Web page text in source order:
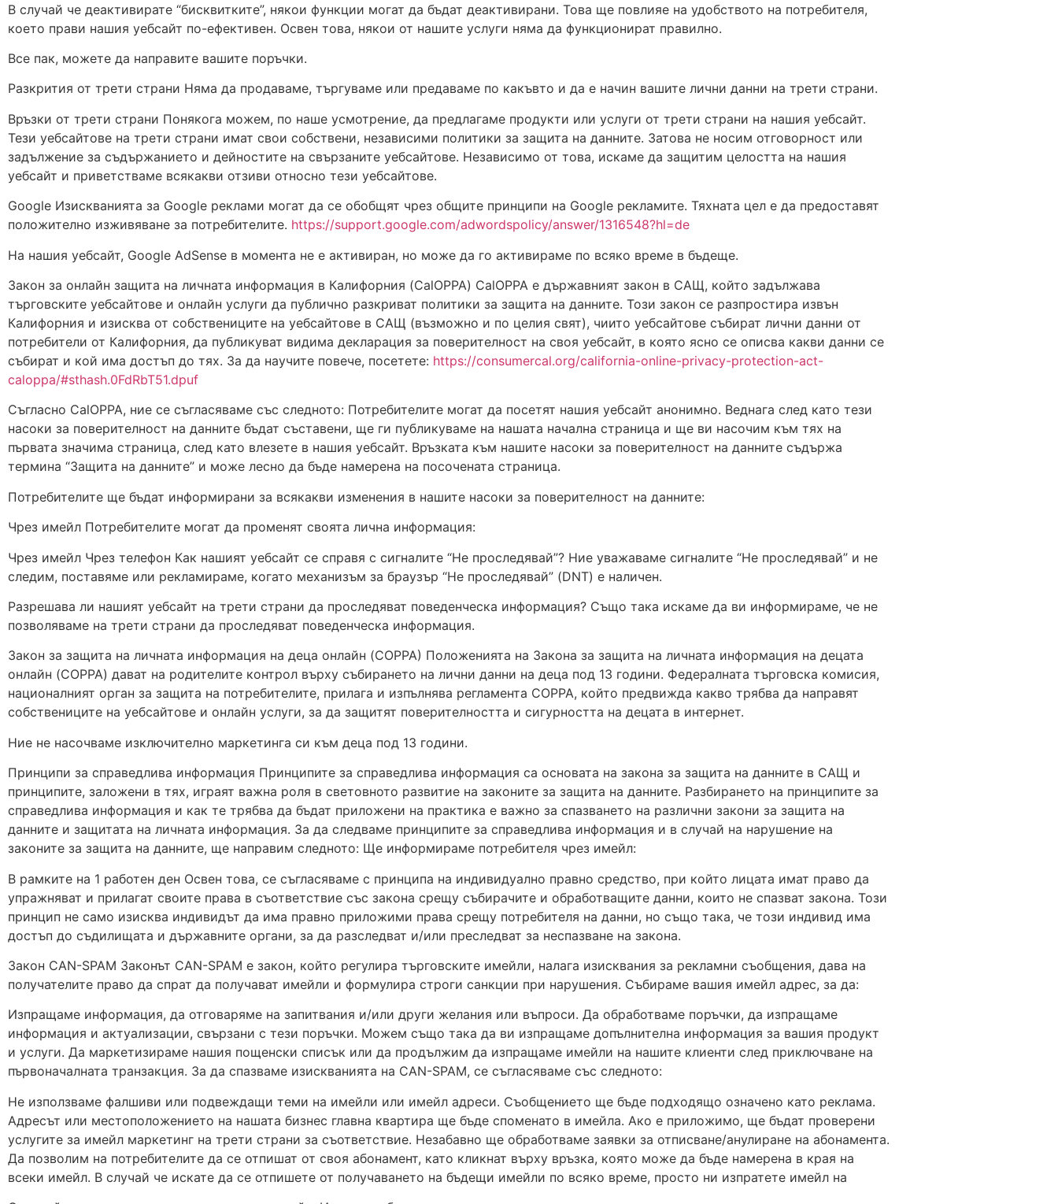
В случай че деактивирате “бисквитките”, някои функции могат да бъдат деактивирани. Това ще повлияе на удобството на потребителя,
което прави нашия уебсайт по-ефективен. Освен това, някои от нашите услуги няма да функционират правилно.
Все пак, можете да направите вашите поръчки.
Разкрития от трети страни Няма да продаваме, търгуваме или предаваме по какъвто и да е начин вашите лични данни на трети страни.
Връзки от трети страни Понякога можем, по наше усмотрение, да предлагаме продукти или услуги от трети страни на нашия уебсайт.
Тези уебсайтове на трети страни имат свои собствени, независими политики за защита на данните. Затова не носим отговорност или
задължение за съдържанието и дейностите на свързаните уебсайтове. Независимо от това, искаме да защитим целостта на нашия
уебсайт и приветстваме всякакви отзиви относно тези уебсайтове.
Google Изискванията за Google реклами могат да се обобщят чрез общите принципи на Google рекламите. Тяхната цел е да предоставят
положително изживяване за потребителите. https://support.google.com/adwordspolicy/answer/1316548?hl=de
На нашия уебсайт, Google AdSense в момента не е активиран, но може да го активираме по всяко време в бъдеще.
Закон за онлайн защита на личната информация в Калифорния (CalOPPA) CalOPPA е държавният закон в САЩ, който задължава
търговските уебсайтове и онлайн услуги да публично разкриват политики за защита на данните. Този закон се разпростира извън
Калифорния и изисква от собствениците на уебсайтове в САЩ (възможно и по целия свят), чиито уебсайтове събират лични данни от
потребители от Калифорния, да публикуват видима декларация за поверителност на своя уебсайт, в която ясно се описва какви данни се
събират и кой има достъп до тях. За да научите повече, посетете: https://consumercal.org/california-online-privacy-protection-act-
caloppa/#sthash.0FdRbT51.dpuf
Съгласно CalOPPA, ние се съгласяваме със следното: Потребителите могат да посетят нашия уебсайт анонимно. Веднага след като тези
насоки за поверителност на данните бъдат съставени, ще ги публикуваме на нашата начална страница и ще ви насочим към тях на
първата значима страница, след като влезете в нашия уебсайт. Връзката към нашите насоки за поверителност на данните съдържа
термина “Защита на данните” и може лесно да бъде намерена на посочената страница.
Потребителите ще бъдат информирани за всякакви изменения в нашите насоки за поверителност на данните:
Чрез имейл Потребителите могат да променят своята лична информация:
Чрез имейл Чрез телефон Как нашият уебсайт се справя с сигналите “Не проследявай”? Ние уважаваме сигналите “Не проследявай” и не
следим, поставяме или рекламираме, когато механизъм за браузър “Не проследявай” (DNT) е наличен.
Разрешава ли нашият уебсайт на трети страни да проследяват поведенческа информация? Също така искаме да ви информираме, че не
позволяваме на трети страни да проследяват поведенческа информация.
Закон за защита на личната информация на деца онлайн (COPPA) Положенията на Закона за защита на личната информация на децата
онлайн (COPPA) дават на родителите контрол върху събирането на лични данни на деца под 13 години. Федералната търговска комисия,
националният орган за защита на потребителите, прилага и изпълнява регламента COPPA, който предвижда какво трябва да направят
собствениците на уебсайтове и онлайн услуги, за да защитят поверителността и сигурността на децата в интернет.
Ние не насочваме изключително маркетинга си към деца под 13 години.
Принципи за справедлива информация Принципите за справедлива информация са основата на закона за защита на данните в САЩ и
принципите, заложени в тях, играят важна роля в световното развитие на законите за защита на данните. Разбирането на принципите за
справедлива информация и как те трябва да бъдат приложени на практика е важно за спазването на различни закони за защита на
данните и защитата на личната информация. За да следваме принципите за справедлива информация и в случай на нарушение на
законите за защита на данните, ще направим следното: Ще информираме потребителя чрез имейл:
В рамките на 1 работен ден Освен това, се съгласяваме с принципа на индивидуално правно средство, при който лицата имат право да
упражняват и прилагат своите права в съответствие със закона срещу събирачите и обработващите данни, които не спазват закона. Този
принцип не само изисква индивидът да има правно приложими права срещу потребителя на данни, но също така, че този индивид има
достъп до съдилищата и държавните органи, за да разследват и/или преследват за неспазване на закона.
Закон CAN-SPAM Законът CAN-SPAM е закон, който регулира търговските имейли, налага изисквания за рекламни съобщения, дава на
получателите право да спрат да получават имейли и формулира строги санкции при нарушения. Събираме вашия имейл адрес, за да:
Изпращаме информация, да отговаряме на запитвания и/или други желания или въпроси. Да обработваме поръчки, да изпращаме
информация и актуализации, свързани с тези поръчки. Можем също така да ви изпращаме допълнителна информация за вашия продукт
и услуги. Да маркетизираме нашия пощенски списък или да продължим да изпращаме имейли на нашите клиенти след приключване на
първоначалната транзакция. За да спазваме изискванията на CAN-SPAM, се съгласяваме със следното:
Не използваме фалшиви или подвеждащи теми на имейли или имейл адреси. Съобщението ще бъде подходящо означено като реклама.
Адресът или местоположението на нашата бизнес главна квартира ще бъде споменато в имейла. Ако е приложимо, ще бъдат проверени
услугите за имейл маркетинг на трети страни за съответствие. Незабавно ще обработваме заявки за отписване/анулиране на абонамента.
Да позволим на потребителите да се отпишат от своя абонамент, като кликнат върху връзка, която може да бъде намерена в края на
всеки имейл. В случай че искате да се отпишете от получаването на бъдещи имейли по всяко време, просто ни изпратете имейл на